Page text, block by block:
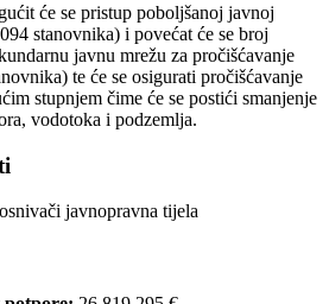
će se pristup poboljšanoj javnoj
stanovnika) i povećat će se broj
javnu mrežu za pročišćavanje
te će se osigurati pročišćavanje
stupnjem čime će se postići smanjenje
vodotoka i podzemlja.
javnopravna tijela